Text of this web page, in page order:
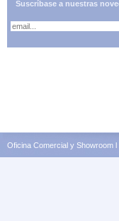
Suscríbase a nuestras
Oficina Comercial y Showroom